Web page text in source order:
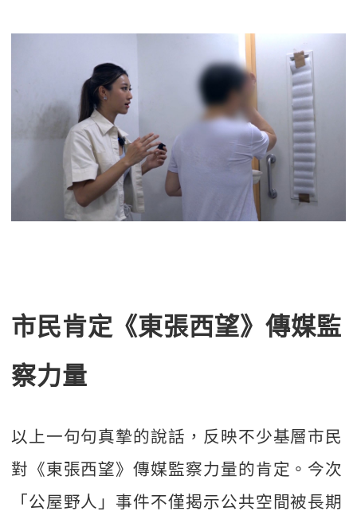
市民肯定《東張西望》傳媒監
察力量
以上一句句真摯的說話，反映不少基層市民
對《東張西望》傳媒監察力量的肯定。今次
「公屋野人」事件不僅揭示公共空間被長期